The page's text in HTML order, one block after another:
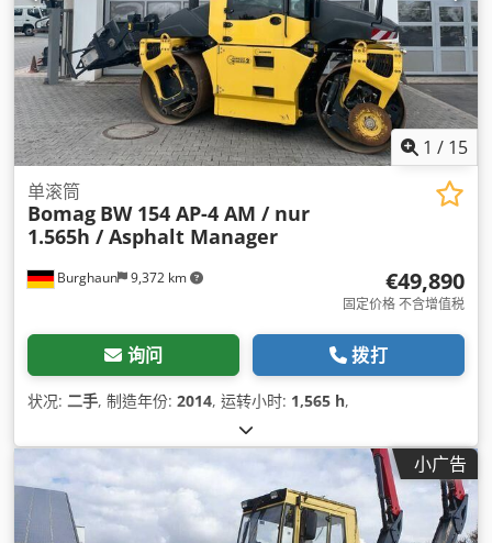
1 / 15
Burghaun 9,372 km
单滚筒
Bomag BW 154 AP-4 AM / nur
1.565h / Asphalt Manager
€49,890
固定价格 不含增值税
询问 拨打
状况: 二手, 制造年份: 2014, 运转小时: 1,565 h,
小广告